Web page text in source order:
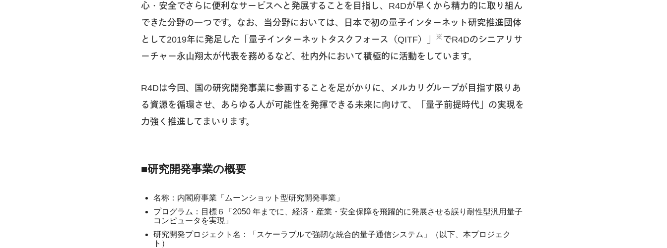
心・安全でさらに便利なサービスへと発展することを目指し、R4Dが早くから精力的に取り組ん
できた分野の一つです。なお、当分野においては、日本で初の量子インターネット研究推進団体
として2019年に発足した「量子インターネットタスクフォース（QITF）」
※ でR4Dのシニアリサ
ーチャー永山翔太が代表を務めるなど、社内外において積極的に活動をしています。
R4Dは今回、国の研究開発事業に参画することを足がかりに、メルカリグループが目指す限りあ
る資源を循環させ、あらゆる人が可能性を発揮できる未来に向けて、「量子前提時代」の実現を
力強く推進してまいります。
■研究開発事業の概要
名称：内閣府事業「ムーンショット型研究開発事業」
プログラム：目標６「2050 年までに、経済・産業・安全保障を飛躍的に発展させる誤り耐性型汎用量子
コンピュータを実現」
研究開発プロジェクト名：「スケーラブルで強靭な統合的量子通信システム」（以下、本プロジェク
ト）